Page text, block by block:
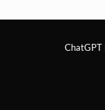
ChatGPT